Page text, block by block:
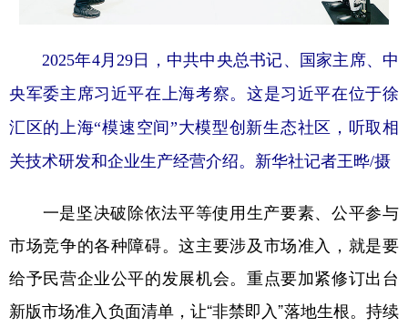
2025年4月29日，中共中央总书记、国家主席、中
央军委主席习近平在上海考察。这是习近平在位于徐
汇区的上海“模速空间”大模型创新生态社区，听取相
关技术研发和企业生产经营介绍。新华社记者王晔/摄
一是坚决破除依法平等使用生产要素、公平参与
市场竞争的各种障碍。这主要涉及市场准入，就是要
给予民营企业公平的发展机会。重点要加紧修订出台
新版市场准入负面清单，让“非禁即入”落地生根。持续